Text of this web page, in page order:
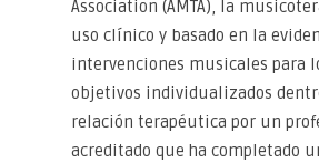
Association (AMTA), la
uso clínico y basado en la
intervenciones musicales para
objetivos individualizados
relación terapéutica por un
acreditado que ha completado